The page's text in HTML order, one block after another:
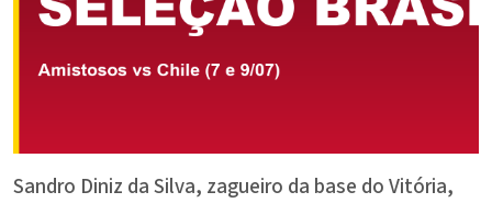
Sandro Diniz da Silva, zagueiro da base do Vitória,